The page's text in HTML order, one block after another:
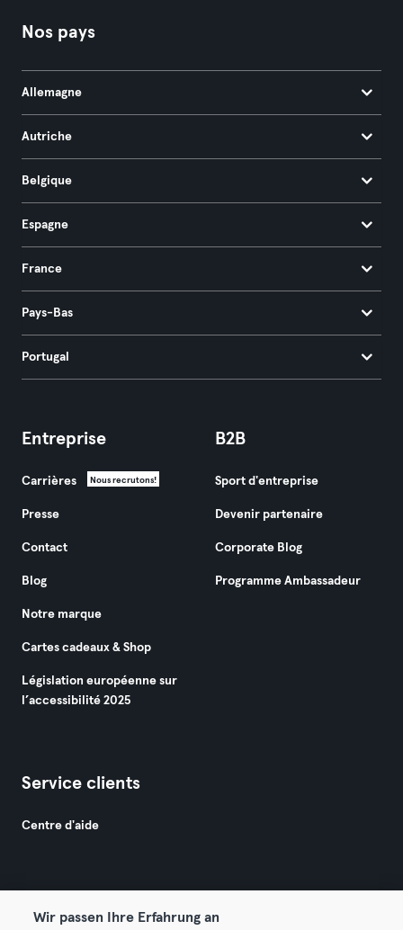
Nos pays
Allemagne
Autriche
Belgique
Espagne
France
Pays-Bas
Portugal
Entreprise
Carrières Nous recrutons!
Presse
Contact
Blog
Notre marque
Cartes cadeaux & Shop
Législation européenne sur
l’accessibilité 2025
B2B
Sport d'entreprise
Devenir partenaire
Corporate Blog
Programme Ambassadeur
Service clients
Centre d'aide
Wir passen Ihre Erfahrung an